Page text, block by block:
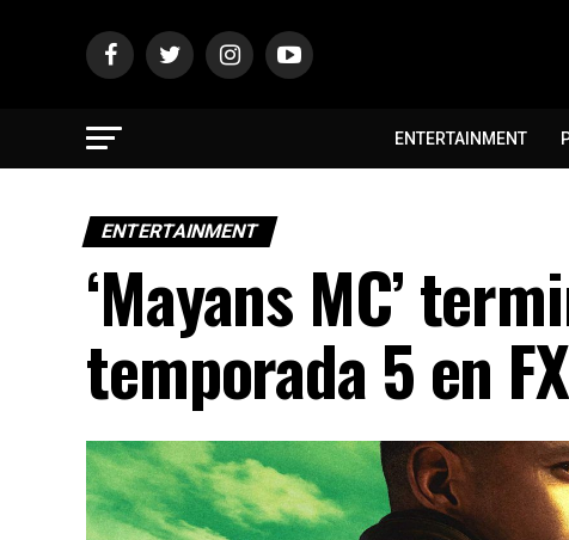
ENTERTAINMENT
ENTERTAINMENT
‘Mayans MC’
temporada 5 en FX